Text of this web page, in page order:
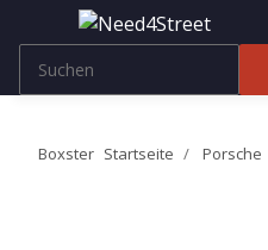
Boxster Startseite Porsche